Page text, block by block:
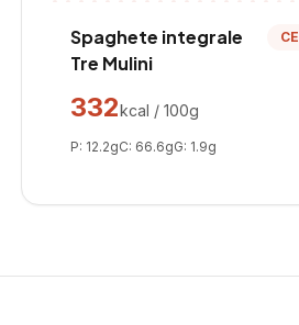
Spaghete integrale
Tre Mulini
332kcal / 100g
P: 12.2gC: 66.6gG: 1.9g